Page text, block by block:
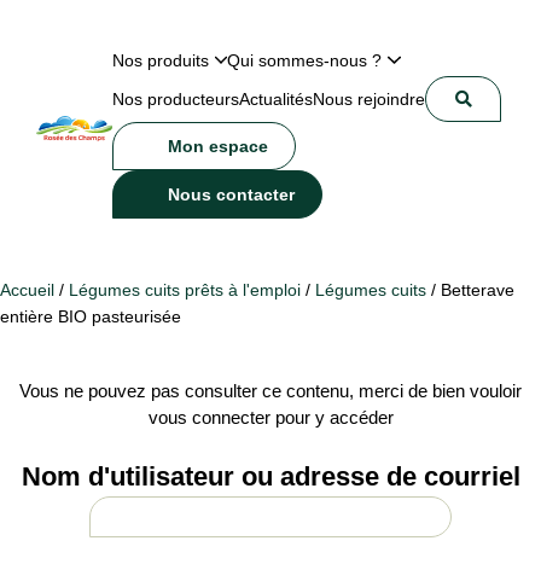
Nos produits
Qui sommes-nous ?
Nos producteursActualitésNous rejoindre
Mon espace
Nous contacter
Accueil / Légumes cuits prêts à l'emploi / Légumes cuits / Betterave
entière BIO pasteurisée
Vous ne pouvez pas consulter ce contenu, merci de bien vouloir
vous connecter pour y accéder
Nom d'utilisateur ou adresse de courriel